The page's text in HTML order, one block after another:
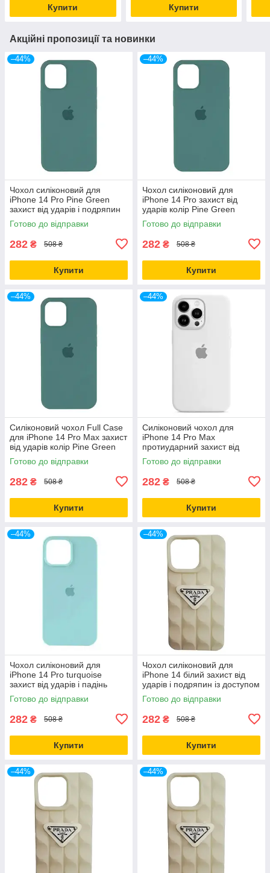
Купити Купити
Акційні пропозиції та новинки
–44%
Чохол силіконовий для
iPhone 14 Pro Pine Green
захист від ударів і подряпин
повнорозмірний
Готово до відправки
282 ₴ 508 ₴
Купити
–44%
Чохол силіконовий для
iPhone 14 Pro захист від
ударів колір Pine Green
Готово до відправки
282 ₴ 508 ₴
Купити
–44%
Силіконовий чохол Full Case
для iPhone 14 Pro Max захист
від ударів колір Pine Green
Готово до відправки
282 ₴ 508 ₴
Купити
–44%
Силіконовий чохол для
iPhone 14 Pro Max
протиударний захист від
падінь колір Білий
Готово до відправки
282 ₴ 508 ₴
Купити
–44%
Чохол силіконовий для
iPhone 14 Pro turquoise
захист від ударів і падінь
легкий і міцний
Готово до відправки
282 ₴ 508 ₴
Купити
–44%
Чохол силіконовий для
iPhone 14 білий захист від
ударів і подряпин із доступом
до кнопок
Готово до відправки
282 ₴ 508 ₴
Купити
–44% –44%